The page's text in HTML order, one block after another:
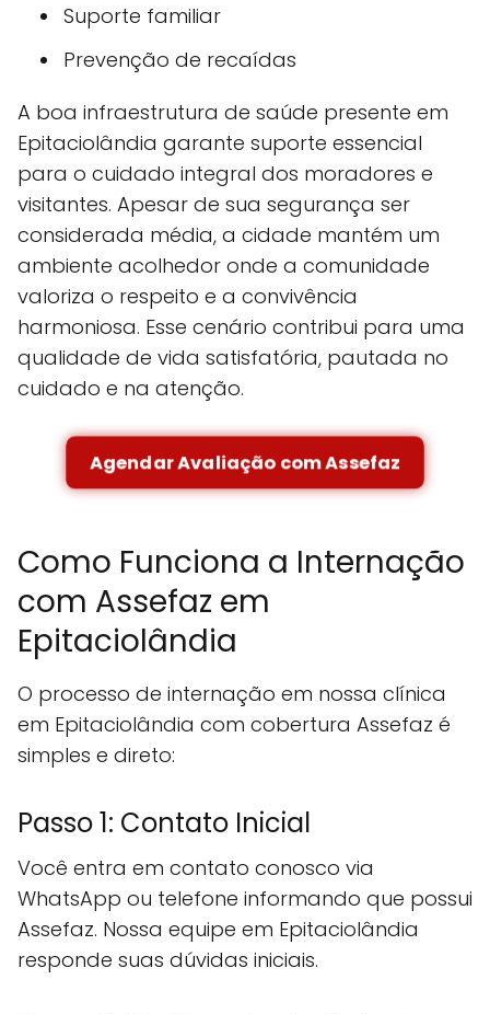
Suporte familiar
Prevenção de recaídas
A boa infraestrutura de saúde presente em
Epitaciolândia garante suporte essencial
para o cuidado integral dos moradores e
visitantes. Apesar de sua segurança ser
considerada média, a cidade mantém um
ambiente acolhedor onde a comunidade
valoriza o respeito e a convivência
harmoniosa. Esse cenário contribui para uma
qualidade de vida satisfatória, pautada no
cuidado e na atenção.
Agendar Avaliação com Assefaz
Como Funciona a Internação
com Assefaz em
Epitaciolândia
O processo de internação em nossa clínica
em Epitaciolândia com cobertura Assefaz é
simples e direto:
Passo 1: Contato Inicial
Você entra em contato conosco via
WhatsApp ou telefone informando que possui
Assefaz. Nossa equipe em Epitaciolândia
responde suas dúvidas iniciais.